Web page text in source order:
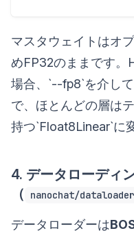
マスタウェイトはオ
めFP32のままです。
場合、`--fp8`を介し
で、ほとんどの層は
持つ`Float8Linear`に
4. データローディ
（
nanochat/
データローダーは